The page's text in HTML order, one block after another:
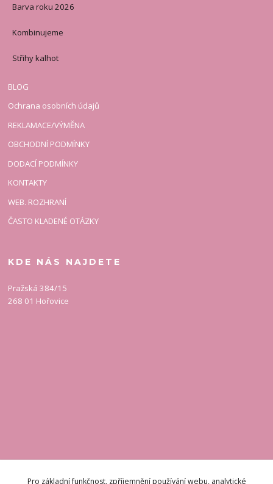
Barva roku 2026
Kombinujeme
Střihy kalhot
BLOG
Ochrana osobních údajů
REKLAMACE/VÝMĚNA
OBCHODNÍ PODMÍNKY
DODACÍ PODMÍNKY
KONTAKTY
WEB. ROZHRANÍ
ČASTO KLADENÉ OTÁZKY
KDE NÁS NAJDETE
Pražská 384/15
268 01 Hořovice
KONTAKT
Pro základní funkčnost, zpříjemnění používání webu, analytické